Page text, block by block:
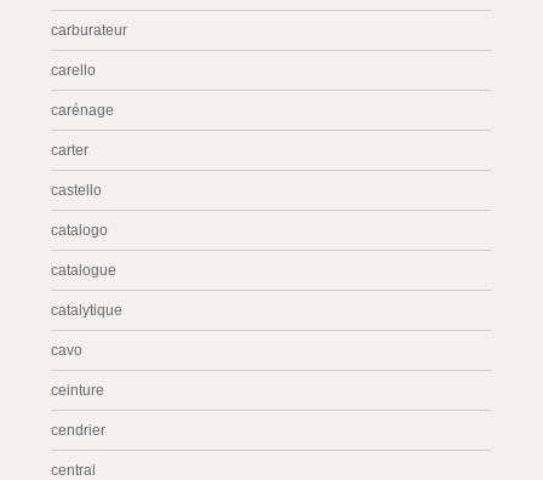
carburateur
carello
carénage
carter
castello
catalogo
catalogue
catalytique
cavo
ceinture
cendrier
central